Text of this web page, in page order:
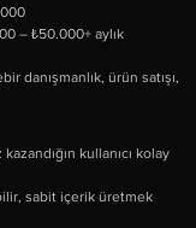
– ₺50.000+ aylık
danışmanlık, ürün satışı,
kullanıcı kolay
sabit içerik üretmek